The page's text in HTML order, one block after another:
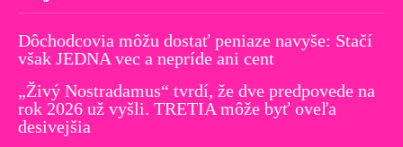
Dôchodcovia môžu dostať peniaze navyše: Stačí
však JEDNA vec a nepríde ani cent
„Živý Nostradamus“ tvrdí, že dve predpovede na
rok 2026 už vyšli. TRETIA môže byť oveľa
desivejšia